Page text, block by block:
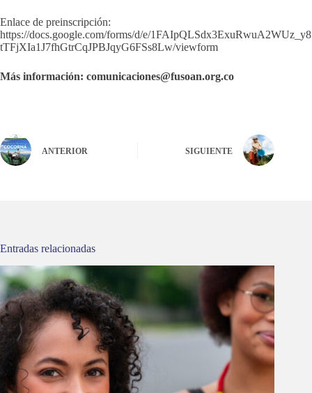
Enlace de preinscripción:
https://docs.google.com/forms/d/e/1FAIpQLSdx3ExuRwuA2WUz_y8
tTFjXIa1J7fhGtrCqJPBJqyG6FSs8Lw/viewform
Más información: comunicaciones@fusoan.org.co
ANTERIOR SIGUIENTE
Entradas relacionadas